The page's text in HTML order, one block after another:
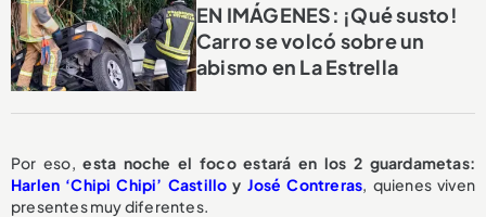
EN IMÁGENES: ¡Qué susto!
Carro se volcó sobre un
abismo en La Estrella
Por eso,
esta noche el foco estará en los 2 guardametas:
Harlen ‘Chipi Chipi’ Castillo y José Contreras , quienes viven
presentes muy diferentes.